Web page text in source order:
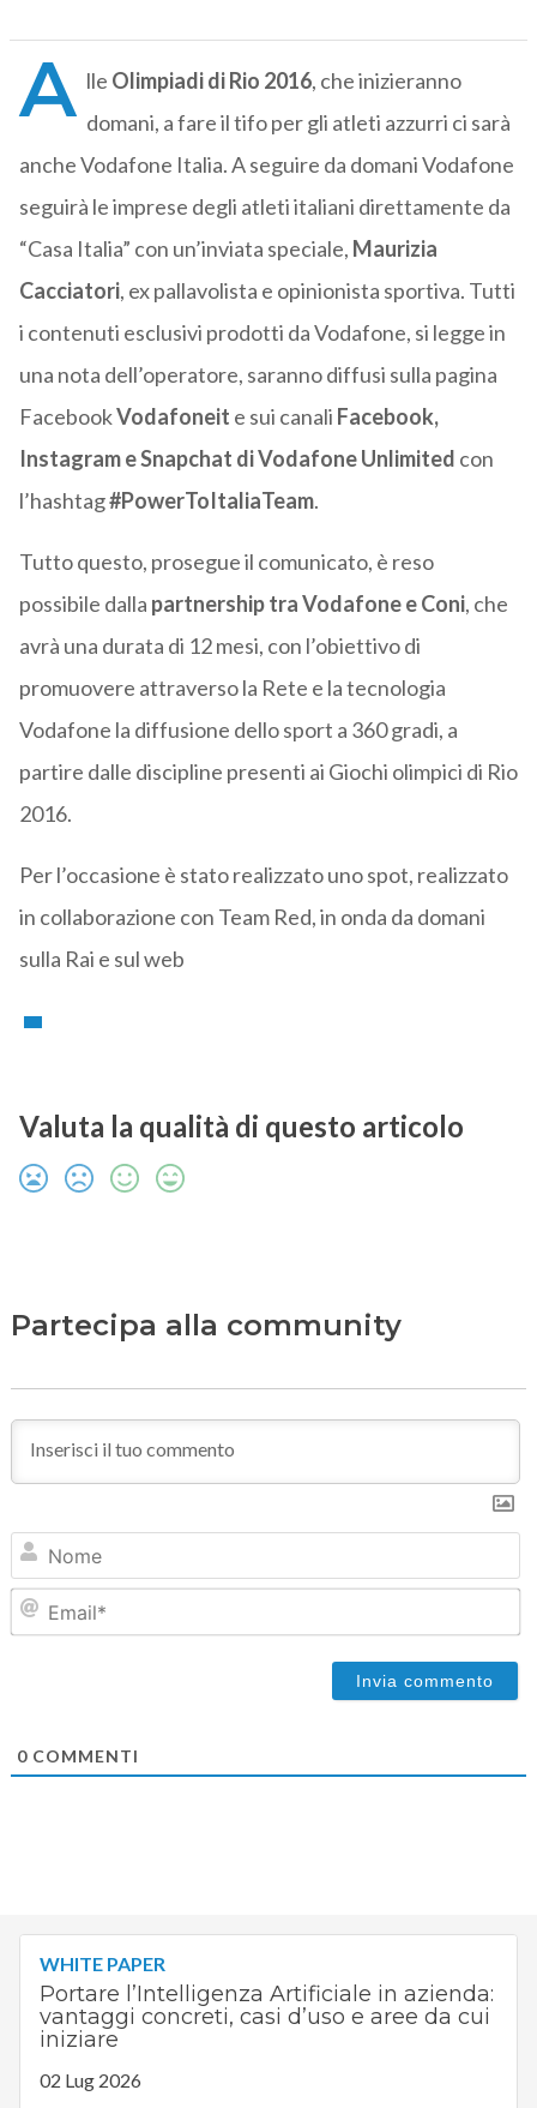
A lle Olimpiadi di Rio 2016, che inizieranno
domani, a fare il tifo per gli atleti azzurri ci sarà
anche Vodafone Italia. A seguire da domani Vodafone
seguirà le imprese degli atleti italiani direttamente da
“Casa Italia” con un’inviata speciale, Maurizia
Cacciatori, ex pallavolista e opinionista sportiva. Tutti
i contenuti esclusivi prodotti da Vodafone, si legge in
una nota dell’operatore, saranno diffusi sulla pagina
FacebookVodafoneit e sui canali Facebook,
Instagram e Snapchat di Vodafone Unlimited con
l’hashtag#PowerToItaliaTeam.
Tutto questo, prosegue il comunicato, è reso
possibile dalla partnership tra Vodafone e Coni, che
avrà una durata di 12 mesi, con l’obiettivo di
promuovere attraverso la Rete e la tecnologia
Vodafone la diffusione dello sport a 360 gradi, a
partire dalle discipline presenti ai Giochi olimpici di Rio
2016.
Per l’occasione è stato realizzato uno spot, realizzato
in collaborazione con Team Red, in onda da domani
sulla Rai e sul web
Valuta la qualità di questo articolo
Partecipa alla community
0COMMENTI
WHITE PAPER
Portare l’Intelligenza Artificiale in azienda:
vantaggi concreti, casi d’uso e aree da cui
iniziare
02 Lug 2026